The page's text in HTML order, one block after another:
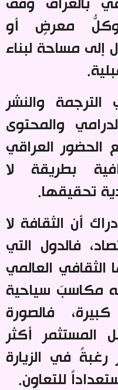
وكلُّ معرضٍ أو
مساحة لبناء
.
والنشر
والمحتوى
العراقي
بطريقة لا
تحقيقها.
أن الثقافة لا
فالدول التي
العالمي
مكاسبَ سياحية
فالصورة
المستثمر أكثر
رغبةً في الزيارة
للتعاون.